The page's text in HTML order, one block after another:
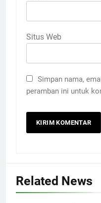
Situs Web
Simpan nama,
peramban ini untuk
Related News